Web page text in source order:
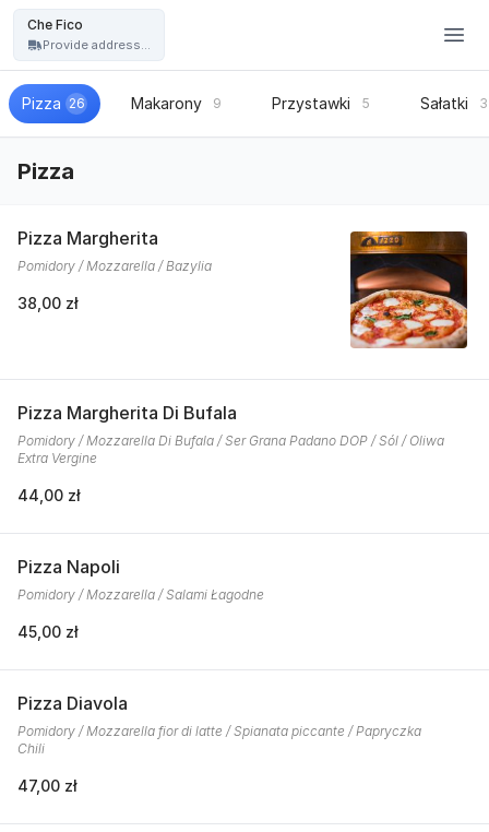
Che Fico
Provide address...
Pizza 26 Makarony 9 Przystawki 5 Sałatki 3
Pizza
Pizza Margherita
Pomidory / Mozzarella / Bazylia
38,00 zł
Pizza Margherita Di Bufala
Pomidory / Mozzarella Di Bufala / Ser Grana Padano DOP / Sól / Oliwa
Extra Vergine
44,00 zł
Pizza Napoli
Pomidory / Mozzarella / Salami Łagodne
45,00 zł
Pizza Diavola
Pomidory / Mozzarella fior di latte / Spianata piccante / Papryczka
Chili
47,00 zł